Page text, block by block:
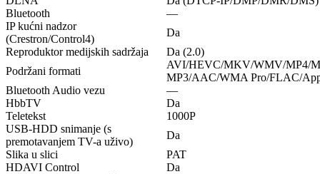
Bluetooth
—
IP kućni nadzor
(Crestron/Control4)
Da
Reproduktor medijskih sadržaja
Da (2.0)
Podržani formati
AVI/HEVC/MKV/WMV/MP4/
MP3/AAC/WMA Pro/FLAC/
Bluetooth Audio vezu
—
HbbTV
Da
Teletekst
1000P
USB-HDD snimanje (s
premotavanjem TV-a uživo)
Da
Slika u slici
PAT
HDAVI Control
Da